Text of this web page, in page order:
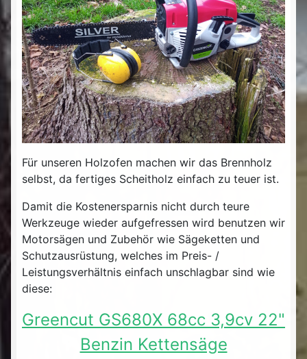
Für unseren Holzofen machen wir das Brennholz
selbst, da fertiges Scheitholz einfach zu teuer ist.
Damit die Kostenersparnis nicht durch teure
Werkzeuge wieder aufgefressen wird benutzen wir
Motorsägen und Zubehör wie Sägeketten und
Schutzausrüstung, welches im Preis- /
Leistungsverhältnis einfach unschlagbar sind wie
diese:
Greencut GS680X 68cc 3,9cv 22"
Benzin Kettensäge